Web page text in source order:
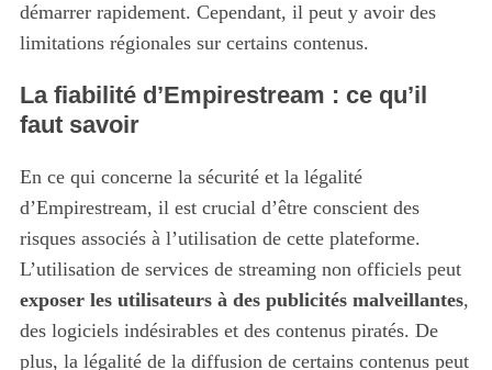
démarrer rapidement. Cependant, il peut y avoir des
limitations régionales sur certains contenus.
La fiabilité d’Empirestream : ce qu’il
faut savoir
En ce qui concerne la sécurité et la légalité
d’Empirestream, il est crucial d’être conscient des
risques associés à l’utilisation de cette plateforme.
L’utilisation de services de streaming non officiels peut
exposer les utilisateurs à des publicités malveillantes,
des logiciels indésirables et des contenus piratés. De
plus, la légalité de la diffusion de certains contenus peut